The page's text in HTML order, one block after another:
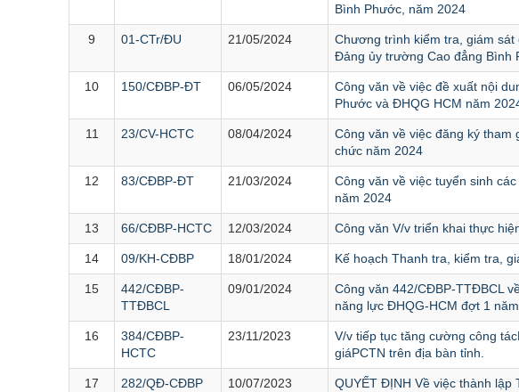
Bình Phước, năm 2024
9 01-CTr/ĐU 21/05/2024
Chương trình kiểm tra, giám
Đảng ủy trường Cao đẳng Bình
10 150/CĐBP-ĐT 06/05/2024
Công văn về việc đề xuất nội
Phước và ĐHQG HCM năm
11 23/CV-HCTC 08/04/2024
Công văn về việc đăng ký
chức năm 2024
12 83/CĐBP-ĐT 21/03/2024
Công văn về việc tuyển sinh
năm 2024
13 66/CĐBP-HCTC 12/03/2024 Công văn V/v triển khai thực
14 09/KH-CĐBP 18/01/2024 Kế hoạch Thanh tra, kiểm tra,
15
442/CĐBP-
TTĐBCL
09/01/2024
Công văn 442/CĐBP-TTĐBCL
năng lực ĐHQG-HCM đợt 1
16
384/CĐBP-
HCTC
23/11/2023
V/v tiếp tục tăng cường công
giáPCTN trên địa bàn tỉnh.
17 282/QĐ-CĐBP 10/07/2023
QUYẾT ĐỊNH Về việc thành